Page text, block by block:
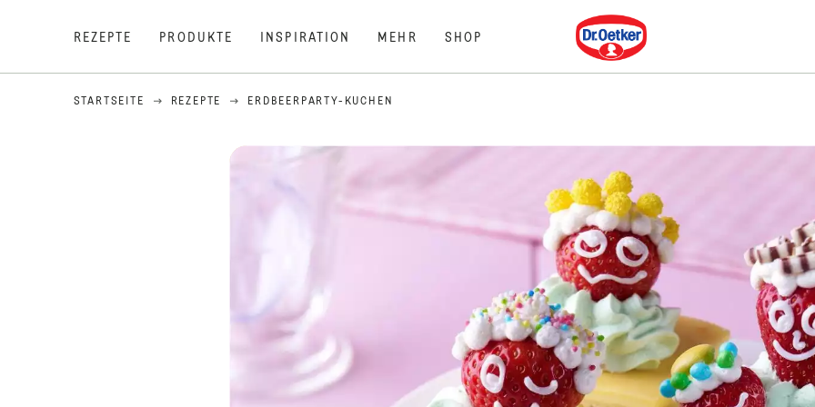
REZEPTE PRODUKTE INSPIRATION MEHR SHOP
Dr. Oetker
STARTSEITE REZEPTE ERDBEERPARTY-KUCHEN